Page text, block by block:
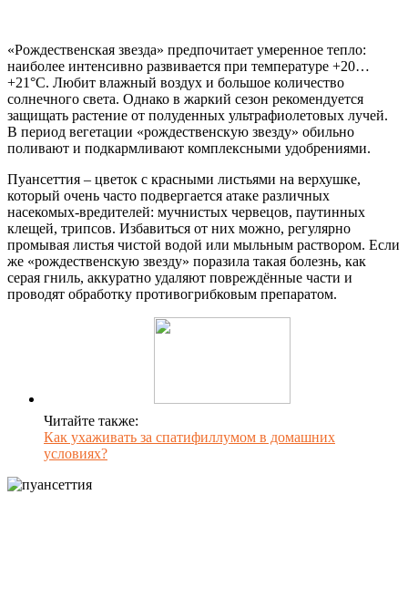
«Рождественская звезда» предпочитает умеренное тепло:
наиболее интенсивно развивается при температуре +20…
+21°C. Любит влажный воздух и большое количество
солнечного света. Однако в жаркий сезон рекомендуется
защищать растение от полуденных ультрафиолетовых лучей.
В период вегетации «рождественскую звезду» обильно
поливают и подкармливают комплексными удобрениями.
Пуансеттия – цветок с красными листьями на верхушке,
который очень часто подвергается атаке различных
насекомых-вредителей: мучнистых червецов, паутинных
клещей, трипсов. Избавиться от них можно, регулярно
промывая листья чистой водой или мыльным раствором. Если
же «рождественскую звезду» поразила такая болезнь, как
серая гниль, аккуратно удаляют повреждённые части и
проводят обработку противогрибковым препаратом.
Читайте также:
Как ухаживать за спатифиллумом в домашних
условиях?